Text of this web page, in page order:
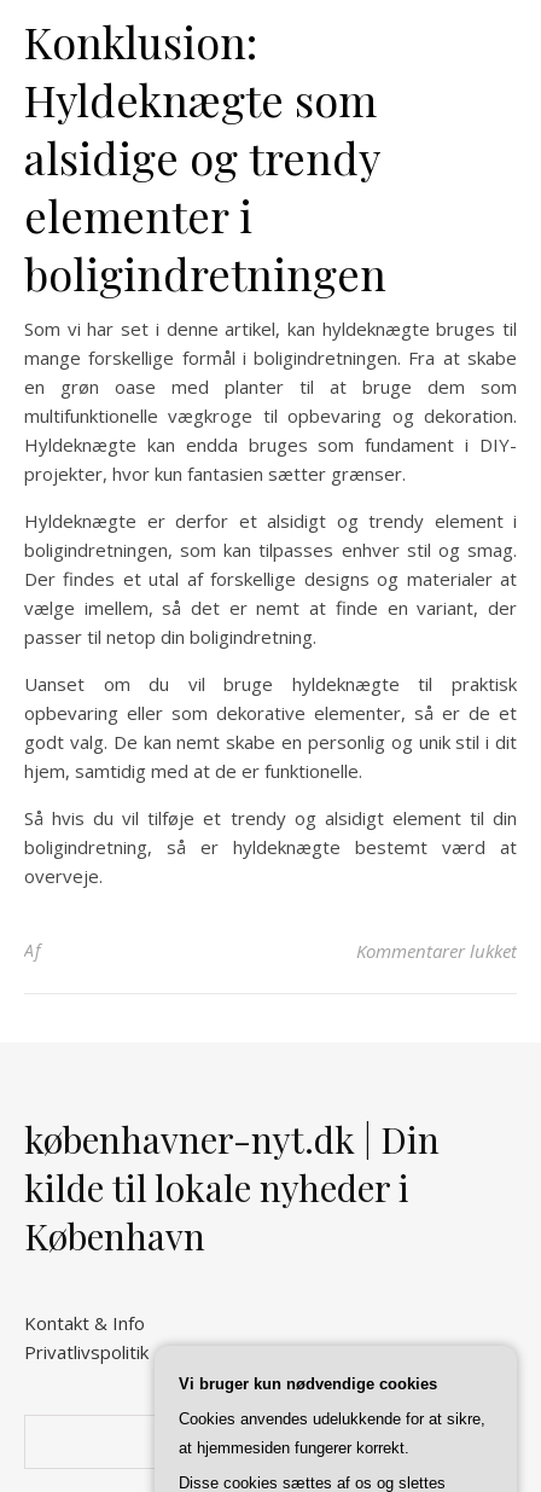
Konklusion:
Hyldeknægte som
alsidige og trendy
elementer i
boligindretningen
Som vi har set i denne artikel, kan hyldeknægte bruges til
mange forskellige formål i boligindretningen. Fra at skabe
en grøn oase med planter til at bruge dem som
multifunktionelle vægkroge til opbevaring og dekoration.
Hyldeknægte kan endda bruges som fundament i DIY-
projekter, hvor kun fantasien sætter grænser.
Hyldeknægte er derfor et alsidigt og trendy element i
boligindretningen, som kan tilpasses enhver stil og smag.
Der findes et utal af forskellige designs og materialer at
vælge imellem, så det er nemt at finde en variant, der
passer til netop din boligindretning.
Uanset om du vil bruge hyldeknægte til praktisk
opbevaring eller som dekorative elementer, så er de et
godt valg. De kan nemt skabe en personlig og unik stil i dit
hjem, samtidig med at de er funktionelle.
Så hvis du vil tilføje et trendy og alsidigt element til din
boligindretning, så er hyldeknægte bestemt værd at
overveje.
Af Kommentarer lukkettil
københavner-nyt.dk | Din
kilde til lokale nyheder i
København
Kontakt & Info
Privatlivspolitik
Vi bruger kun nødvendige cookies
Cookies anvendes udelukkende for at sikre,
at hjemmesiden fungerer korrekt.
Disse cookies sættes af os og slettes